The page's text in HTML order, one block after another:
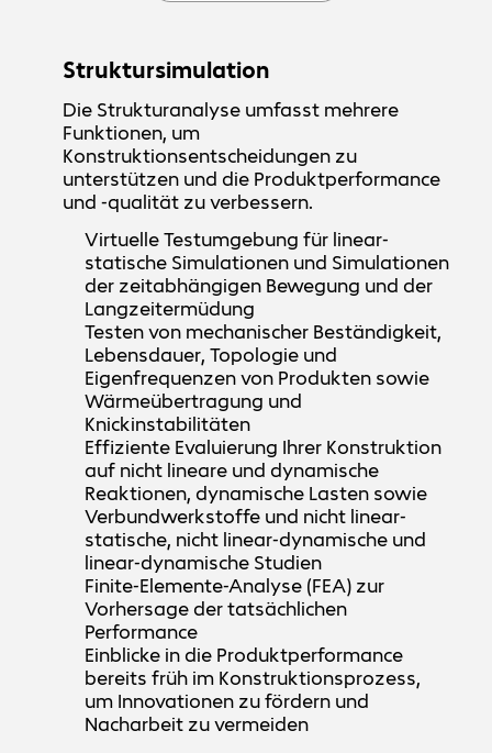
Struktursimulation
Die Strukturanalyse umfasst mehrere
Funktionen, um
Konstruktionsentscheidungen zu
unterstützen und die Produktperformance
und -qualität zu verbessern.
Virtuelle Testumgebung für linear-
statische Simulationen und Simulationen
der zeitabhängigen Bewegung und der
Langzeitermüdung
Testen von mechanischer Beständigkeit,
Lebensdauer, Topologie und
Eigenfrequenzen von Produkten sowie
Wärmeübertragung und
Knickinstabilitäten
Effiziente Evaluierung Ihrer Konstruktion
auf nicht lineare und dynamische
Reaktionen, dynamische Lasten sowie
Verbundwerkstoffe und nicht linear-
statische, nicht linear-dynamische und
linear-dynamische Studien
Finite-Elemente-Analyse (FEA) zur
Vorhersage der tatsächlichen
Performance
Einblicke in die Produktperformance
bereits früh im Konstruktionsprozess,
um Innovationen zu fördern und
Nacharbeit zu vermeiden